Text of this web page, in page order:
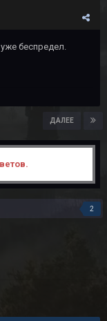
беспредел.
ДАЛЕЕ
2